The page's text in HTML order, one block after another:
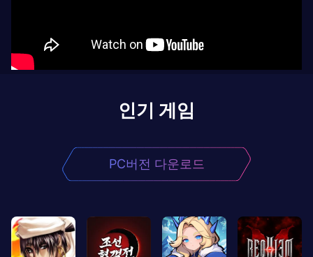
인기 게임
PC버전 다운로드